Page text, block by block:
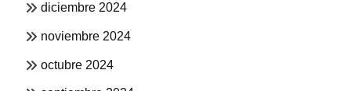
diciembre 2024
noviembre 2024
octubre 2024